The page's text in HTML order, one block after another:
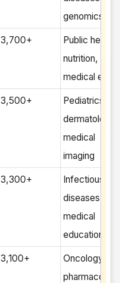
genomics
3,700+
Public health,
nutrition,
medical
3,500+
Pediatrics,
dermatology,
medical
imaging
3,300+
Infectious
diseases,
medical
education
3,100+
Oncology,